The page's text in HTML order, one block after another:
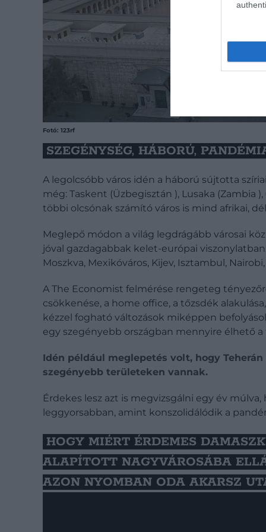
Fotó: 123rf
SZEGÉNYSÉG, HÁBORÚ,
A legolcsóbb város idén a háború sújtotta
még: Taskent (Üzbegisztán ), Lusaka (Zambia
többi olcsónak számító város is mind afrikai,
Meglepő módon a világ legdrágább városai
jóval gazdagabbak kelet-európai
Moszkva, Mexikóváros, Kijev, Isztambul,
A The Economist felmérése rengeteg
csökkenése, a home office, a tőzsdék
kézzel fogható változások miképpen
egy szegényebb országban mennyire élhető a
Idén például meglepetés volt, hogy
szegényebb területeken vannak.
Érdekes lesz azt is megvizsgálni egy év
leggyorsabban, amint konszolidálódik a
HOGY MIÉRT ÉRDEMES
ALAPÍTOTT NAGYVÁROSÁBA
AZON NYOMBAN ODA AKARSZ